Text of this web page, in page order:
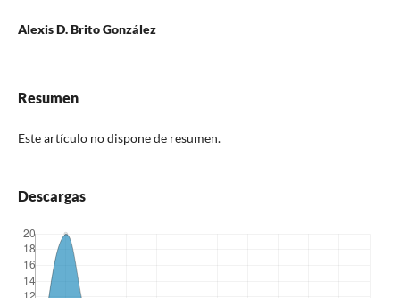
Alexis D. Brito González
Resumen
Este artículo no dispone de resumen.
Descargas